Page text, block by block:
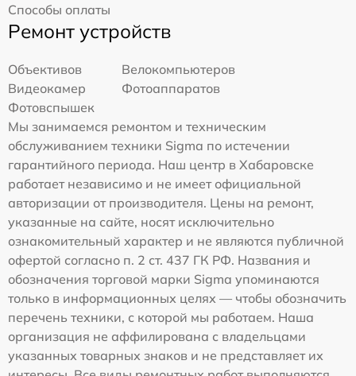
Способы оплаты
Ремонт устройств
Объективов
Велокомпьютеров
Видеокамер
Фотоаппаратов
Фотовспышек
Мы занимаемся ремонтом и техническим
обслуживанием техники Sigma по истечении
гарантийного периода. Наш центр в Хабаровске
работает независимо и не имеет официальной
авторизации от производителя. Цены на ремонт,
указанные на сайте, носят исключительно
ознакомительный характер и не являются публичной
офертой согласно п. 2 ст. 437 ГК РФ. Названия и
обозначения торговой марки Sigma упоминаются
только в информационных целях — чтобы обозначить
перечень техники, с которой мы работаем. Наша
организация не аффилирована с владельцами
указанных товарных знаков и не представляет их